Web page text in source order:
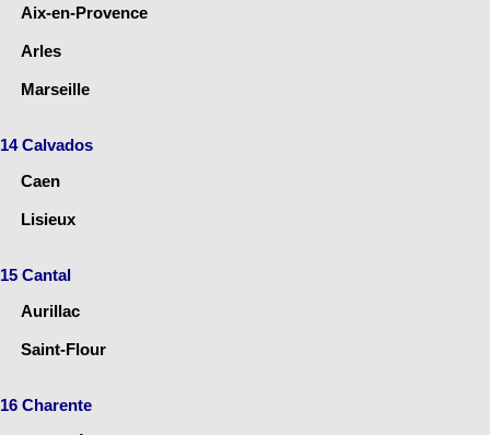
Aix-en-Provence
Arles
Marseille
14 Calvados
Caen
Lisieux
15 Cantal
Aurillac
Saint-Flour
16 Charente